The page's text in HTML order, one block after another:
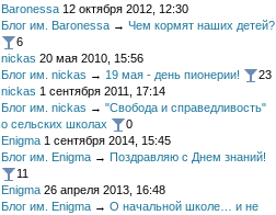
Baronessa 12 октября 2012, 12:30
Блог им. Baronessa → Чем кормят наших детей?
6
nickas 20 мая 2010, 15:56
Блог им. nickas → 19 мая - день пионерии!
23
nickas 1 сентября 2011, 17:14
Блог им. nickas → "Свобода и справедливость"
о сельских школах
0
Enigma 1 сентября 2014, 15:45
Блог им. Enigma → Поздравляю с Днем знаний!
11
Enigma 26 апреля 2013, 16:48
Блог им. Enigma → О начальной школе… и не